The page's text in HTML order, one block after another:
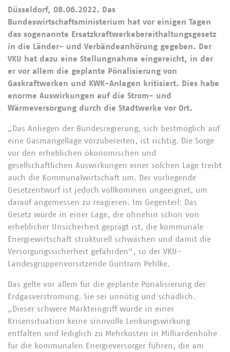
Düsseldorf, 08.06.2022. Das
Bundeswirtschaftsministerium hat vor einigen Tagen
das sogenannte Ersatzkraftwerkebereithaltungsgesetz
in die Länder- und Verbändeanhörung gegeben. Der
VKU hat dazu eine Stellungnahme eingereicht, in der
er vor allem die geplante Pönalisierung von
Gaskraftwerken und KWK-Anlagen kritisiert. Dies habe
enorme Auswirkungen auf die Strom- und
Wärmeversorgung durch die Stadtwerke vor Ort.
„Das Anliegen der Bundesregierung, sich bestmöglich auf
eine Gasmangellage vorzubereiten, ist richtig. Die Sorge
vor den erheblichen ökonomischen und
gesellschaftlichen Auswirkungen einer solchen Lage treibt
auch die Kommunalwirtschaft um. Der vorliegende
Gesetzentwurf ist jedoch vollkommen ungeeignet, um
darauf angemessen zu reagieren. Im Gegenteil: Das
Gesetz würde in einer Lage, die ohnehin schon von
erheblicher Unsicherheit geprägt ist, die kommunale
Energiewirtschaft strukturell schwächen und damit die
Versorgungssicherheit gefährden“, so der VKU-
Landesgruppenvorsitzende Guntram Pehlke.
Das gelte vor allem für die geplante Pönalisierung der
Erdgasverstromung. Sie sei unnötig und schädlich.
„Dieser schwere Markteingriff würde in einer
Krisensituation keine sinnvolle Lenkungswirkung
entfalten und lediglich zu Mehrkosten in Milliardenhöhe
für die kommunalen Energieversorger führen, die am